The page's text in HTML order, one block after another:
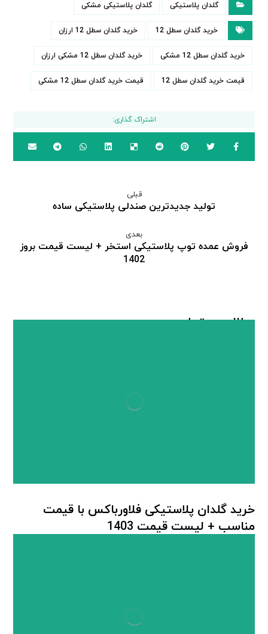
گلدان پلاستیکی گلدان پلاستیکی مشکی
خرید گلدان سطل 12 خرید گلدان سطل 12 ارزان
خرید گلدان سطل 12 مشکی خرید گلدان سطل 12 مشکی ارزان
قیمت خرید گلدان سطل 12 قیمت خرید گلدان سطل 12 مشکی
قبلی
تولید جدیدترین صندلی پلاستیکی ساده
بعدی
فروش عمده توپ پلاستیکی استخر + لیست قیمت بروز
1402
مطالب مرتبط ...
خرید گلدان پلاستیکی فلاورباکس با قیمت
مناسب + لیست قیمت 1403